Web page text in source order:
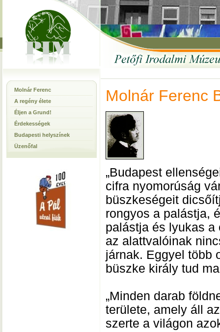
Molnár Ferenc
A regény élete
Éljen a Grund!
Érdekességek
Budapesti helyszínek
Üzenőfal
Molnár Ferenc
„Budapest
cifra nyomorúság
büszkeségeit
rongyos a palástja,
palástja és lyukas a
az alattvalóinak
járnak. Eggyel több
büszke király tud
„Minden darab
területe, amely áll
szerte a világon